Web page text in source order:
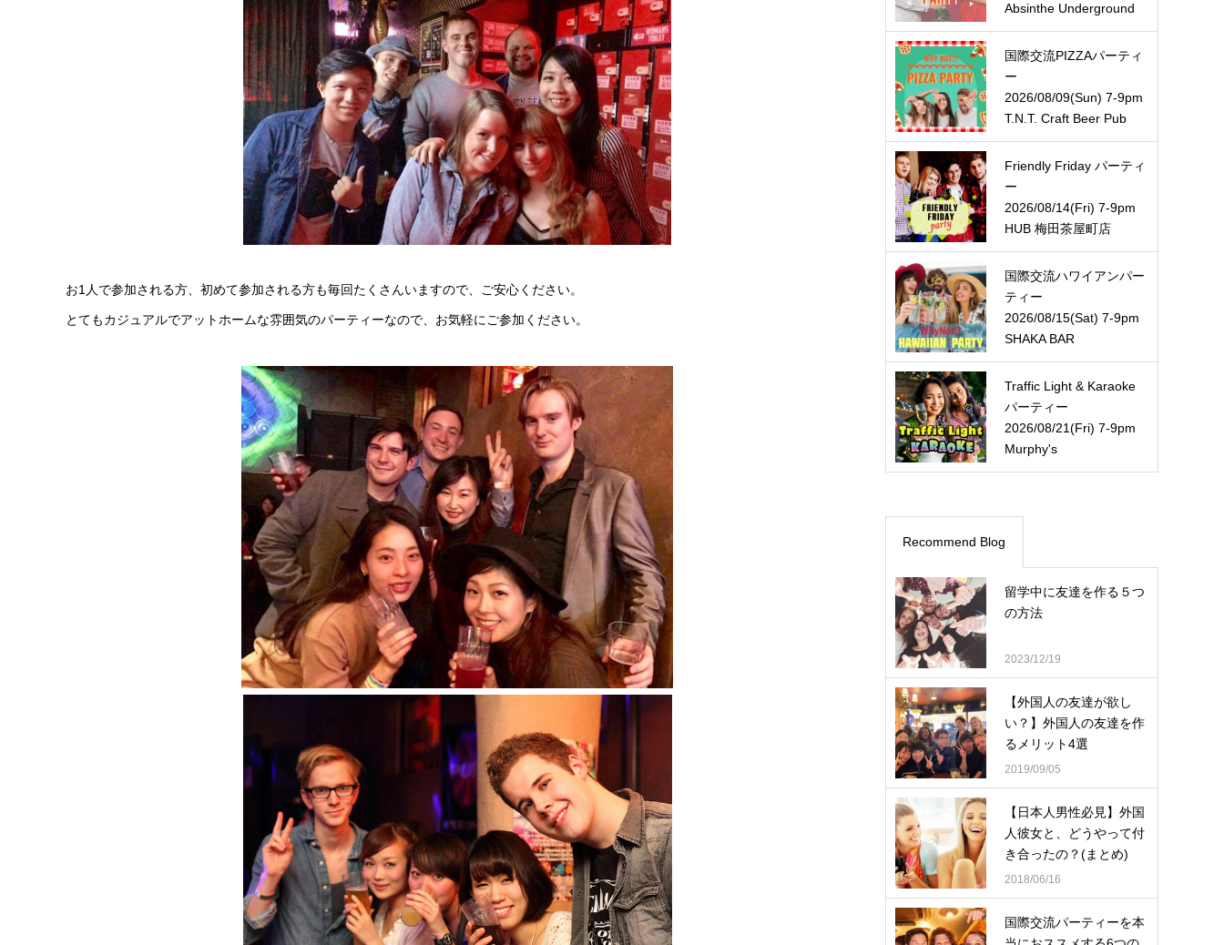
お1人で参加される方、初めて参加される方も毎回たくさんいますので、ご安心ください。
とてもカジュアルでアットホームな雰囲気のパーティーなので、お気軽にご参加ください。
Absinthe Underground
国際交流PIZZAパーティ
ー
2026/08/09(Sun) 7-9pm
T.N.T. Craft Beer Pub
Friendly Friday パーティ
ー
2026/08/14(Fri) 7-9pm
HUB 梅田茶屋町店
国際交流ハワイアンパー
ティー
2026/08/15(Sat) 7-9pm
SHAKA BAR
Traffic Light & Karaoke
パーティー
2026/08/21(Fri) 7-9pm
Murphy's
Recommend Blog
留学中に友達を作る５つ
の方法
2023/12/19
【外国人の友達が欲し
い？】外国人の友達を作
るメリット4選
2019/09/05
【日本人男性必見】外国
人彼女と、どうやって付
き合ったの？(まとめ)
2018/06/16
国際交流パーティーを本